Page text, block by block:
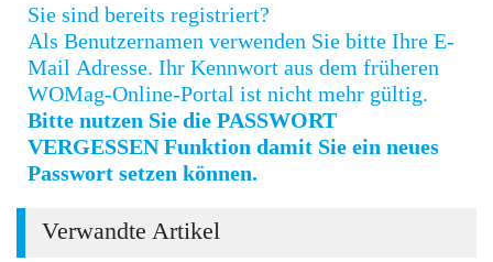
Sie sind bereits registriert?
Als Benutzernamen verwenden Sie bitte Ihre E-
Mail Adresse. Ihr Kennwort aus dem früheren
WOMag-Online-Portal ist nicht mehr gültig.
Bitte nutzen Sie die PASSWORT
VERGESSEN Funktion damit Sie ein neues
Passwort setzen können.
Verwandte Artikel